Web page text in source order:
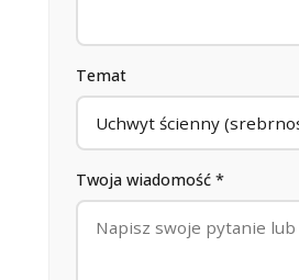
Temat
Twoja wiadomość *